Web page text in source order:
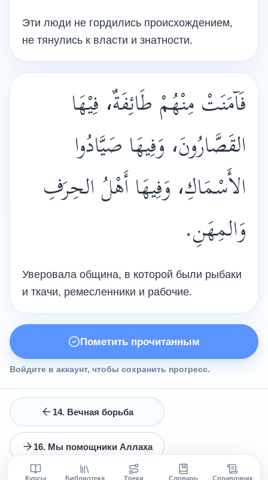
Курсы Библиотека Треки Словарь Справочник
Эти люди не гордились происхождением,
не тянулись к власти и знатности.
فَآمَنَتْ مِنْهُمْ طَائِفَةٌ، فِيْهَا
القَصَّارُونَ، وَفِيهَا صَيَّادُوا
الأَسْمَاكِ، وَفِيهَا أَهْلُ الحِرَفِ
وَالمِهَنِ.
Уверовала община, в которой были рыбаки
и ткачи, ремесленники и рабочие.
Пометить прочитанным
Войдите в аккаунт, чтобы сохранить прогресс.
14. Вечная борьба
16. Мы помощники Аллаха